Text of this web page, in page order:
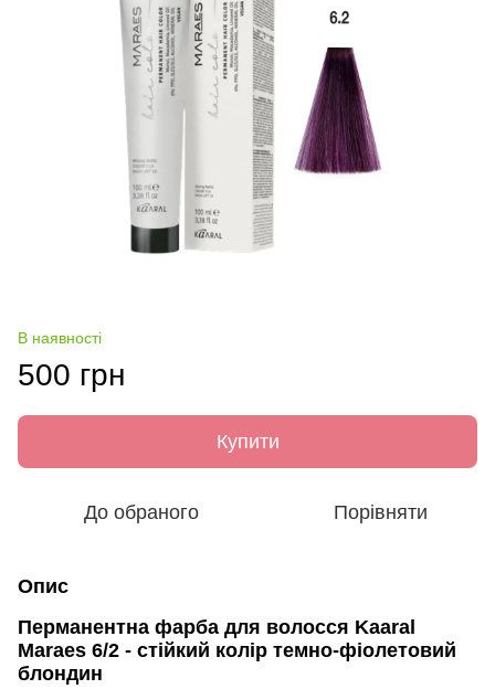
В наявності
500 грн
Купити
До обраного Порівняти
Опис
Перманентна фарба для волосся Kaaral
Maraes 6/2 - стійкий колір темно-фіолетовий
блондин